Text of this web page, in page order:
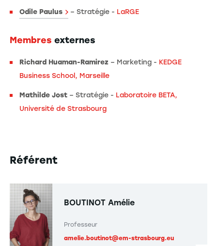
Odile Paulus – Stratégie - LaRGE
Membres externes
Richard Huaman-Ramirez – Marketing - KEDGE
Business School, Marseille
Mathilde Jost – Stratégie - Laboratoire BETA,
Université de Strasbourg
Référent
BOUTINOT Amélie
Professeur
amelie.boutinot@em-strasbourg.eu